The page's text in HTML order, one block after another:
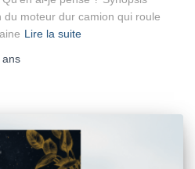
du moteur dur camion qui roule
Lire la suite
ans